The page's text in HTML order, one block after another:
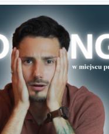
Proces, narzędzia,